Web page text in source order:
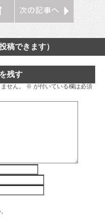
稿できます）
残す
せん。 ※ が付いている欄は必須